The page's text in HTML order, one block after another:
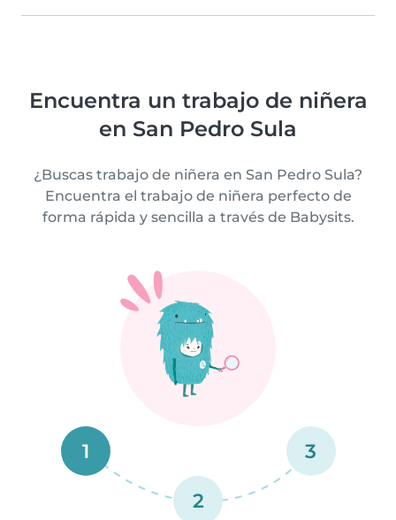
Encuentra un trabajo de niñera
en San Pedro Sula
¿Buscas trabajo de niñera en San Pedro Sula?
Encuentra el trabajo de niñera perfecto de
forma rápida y sencilla a través de Babysits.
1
2
3